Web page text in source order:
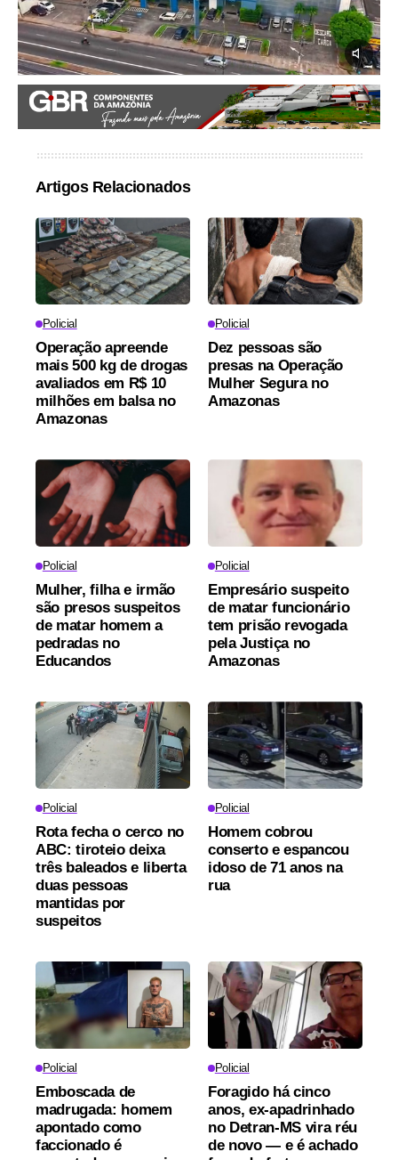
Artigos Relacionados
Policial
Operação apreende
mais 500 kg de drogas
avaliados em R$ 10
milhões em balsa no
Amazonas
Policial
Dez pessoas são
presas na Operação
Mulher Segura no
Amazonas
Policial
Mulher, filha e irmão
são presos suspeitos
de matar homem a
pedradas no
Educandos
Policial
Empresário suspeito
de matar funcionário
tem prisão revogada
pela Justiça no
Amazonas
Policial
Rota fecha o cerco no
ABC: tiroteio deixa
três baleados e liberta
duas pessoas
mantidas por
suspeitos
Policial
Homem cobrou
conserto e espancou
idoso de 71 anos na
rua
Policial
Emboscada de
madrugada: homem
apontado como
faccionado é
Policial
Foragido há cinco
anos, ex-apadrinhado
no Detran-MS vira réu
de novo — e é achado